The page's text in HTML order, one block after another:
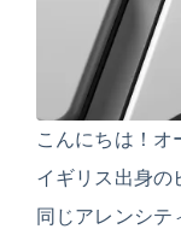
こんにちは！オ
イギリス出身の
同じアレンシ